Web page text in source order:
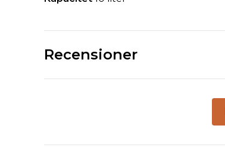
Recensioner